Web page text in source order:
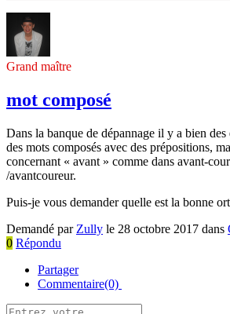
Grand maître
mot composé
Dans la banque de dépannage il y a bien
des mots composés avec des prépositions,
concernant « avant » comme dans avant-
/avantcoureur.
Puis-je vous demander quelle est la bonne
Demandé par Zully le 28 octobre 2017 dans
0 Répondu
Partager
Commentaire(0)